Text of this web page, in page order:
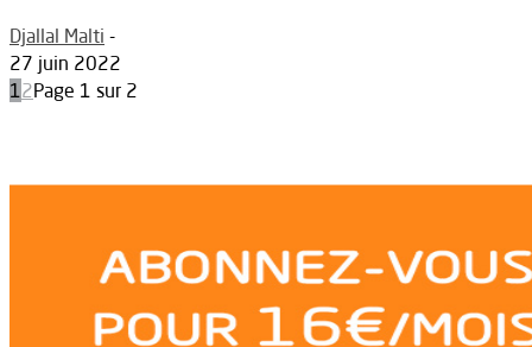
Djallal Malti -
27 juin 2022
12Page 1 sur 2